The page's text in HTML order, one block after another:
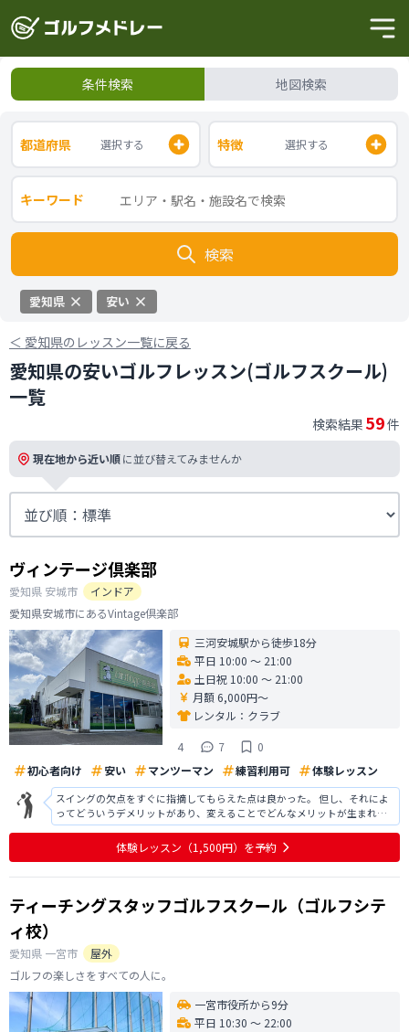
条件検索 地図検索
都道府県 選択する 特徴 選択する
キーワード
検索
愛知県 安い
＜ 愛知県のレッスン一覧に戻る
愛知県の安いゴルフレッスン(ゴルフスクール)
一覧
検索結果 59件
現在地から近い順に並び替えてみませんか
ヴィンテージ倶楽部
愛知県 安城市
インドア
愛知県安城市にあるVintage倶楽部
三河安城駅から徒歩18分
平日 10:00 〜 21:00
土日祝 10:00 〜 21:00
月額 6,000円〜
レンタル： クラブ
4
7
0
初心者向け
安い マンツーマン 練習利用可 体験レッスン
スイングの欠点をすぐに指摘してもらえた点は良かった。 但し、それによ
ってどういうデメリットがあり、変えることでどんなメリットが生まれる
のかという詳細説明は、もう少しあってもよかったのかなぁとも思いまし
た。 もちろん30分のお試しなので、そこまでの説明をする時間がなかった
のかもしれません。 しかし、総
体験レッスン （1,500円） を予約
ティーチングスタッフゴルフスクール（ゴルフシテ
ィ校）
愛知県 一宮市
屋外
ゴルフの楽しさをすべての人に。
一宮市役所から9分
平日 10:30 〜 22:00